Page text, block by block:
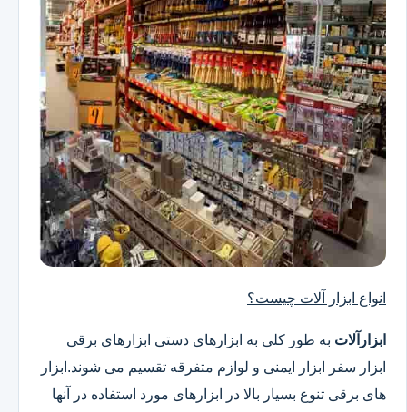
انواع ابزار آلات چیست؟
ابزارآلات به طور کلی به ابزارهای دستی ابزارهای برقی
ابزار سفر ابزار ایمنی و لوازم متفرقه تقسیم می شوند.ابزار
های برقی تنوع بسیار بالا در ابزارهای مورد استفاده در آنها